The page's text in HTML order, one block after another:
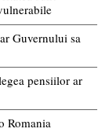
Guvernului sa
pensiilor ar
Romania